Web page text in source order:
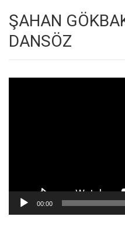
ŞAHAN
DANSÖZ
00:00